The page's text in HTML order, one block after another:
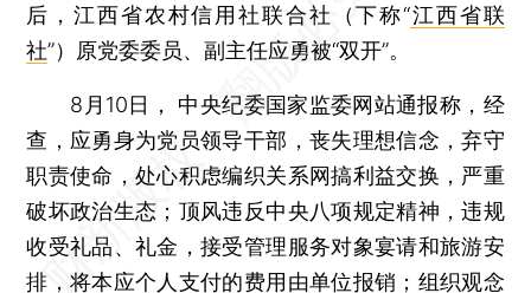
后，江西省农村信用社联合社（下称“江西省联
社”）原党委委员、副主任应勇被“双开”。
8月10日， 中央纪委国家监委网站通报称，经
查，应勇身为党员领导干部，丧失理想信念，弃守
职责使命，处心积虑编织关系网搞利益交换，严重
破坏政治生态；顶风违反中央八项规定精神，违规
收受礼品、礼金，接受管理服务对象宴请和旅游安
排，将本应个人支付的费用由单位报销；组织观念